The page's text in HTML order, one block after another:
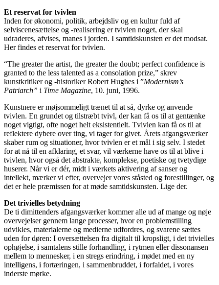
Et reservat for tvivlen
Inden for økonomi, politik, arbejdsliv og en kultur fuld af
selviscenesættelse og -realisering er tvivlen noget, der skal
udraderes, afvises, manes i jorden. I samtidskunsten er det modsat.
Her findes et reservat for tvivlen.
“The greater the artist, the greater the doubt; perfect confidence is
granted to the less talented as a consolation prize,” skrev
kunstkritiker og -historiker Robert Hughes i ”Modernism’s
Patriarch” i Time Magazine, 10. juni, 1996.
Kunstnere er møjsommeligt trænet til at så, dyrke og anvende
tvivlen. En grundet og tilstræbt tvivl, der kan få os til at gentænke
noget vigtigt, ofte noget helt eksistentielt. Tvivlen kan få os til at
reflektere dybere over ting, vi tager for givet. Årets afgangsværker
skaber rum og situationer, hvor tvivlen er et mål i sig selv. I stedet
for at nå til en afklaring, et svar, vil værkerne have os til at blive i
tvivlen, hvor også det abstrakte, komplekse, poetiske og tvetydige
huserer. Når vi er dér, midt i værkets aktivering af sanser og
intellekt, mærker vi efter, overvejer vores ståsted og forestillinger, og
det er hele præmissen for at møde samtidskunsten. Lige der.
Det trivielles betydning
De ti dimittenders afgangsværker kommer alle ud af mange og nøje
overvejelser gennem lange processer, hvor en problemstilling
udvikles, materialerne og medierne udfordres, og svarene sættes
uden for døren: I oversættelsen fra digitalt til kropsligt, i det trivielles
ophøjelse, i samtalens stille forhandling, i rytmen eller dissonansen
mellem to mennesker, i en stregs erindring, i mødet med en ny
intelligens, i fortæringen, i sammenbruddet, i forfaldet, i vores
inderste mørke.